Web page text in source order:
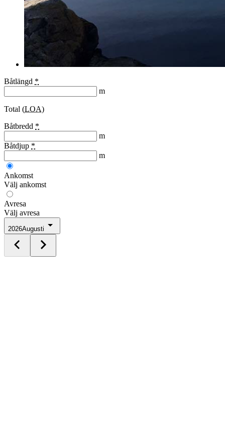
Båtlängd *
m
Total (LOA)
Båtbredd *
m
Båtdjup *
m
Ankomst
Välj ankomst
Avresa
Välj avresa
2026Augusti